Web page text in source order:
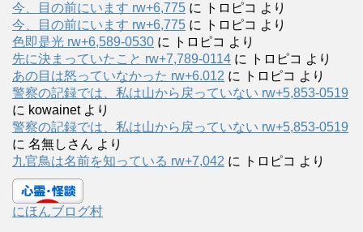
今、目の前にいます rw+6,775 に トロピコ より
今、目の前にいます rw+6,775 に トロピコ より
色即是光 rw+6,589-0530 に トロピコ より
先に決まっていたこと rw+7,789-0114 に トロピコ より
あの目は怒っていなかった rw+6.012 に トロピコ より
警察の記録では、私は山から戻っていない rw+5,853-0519
に kowainetより
警察の記録では、私は山から戻っていない rw+5,853-0519
に 名無しさん より
九官鳥は名前を知っている rw+7,042 に トロピコ より
にほんブログ村